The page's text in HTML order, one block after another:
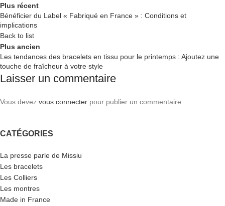
Plus récent
Bénéficier du Label « Fabriqué en France » : Conditions et
implications
Back to list
Plus ancien
Les tendances des bracelets en tissu pour le printemps : Ajoutez une
touche de fraîcheur à votre style
Laisser un commentaire
Vous devez vous connecter pour publier un commentaire.
CATÉGORIES
La presse parle de Missiu
Les bracelets
Les Colliers
Les montres
Made in France